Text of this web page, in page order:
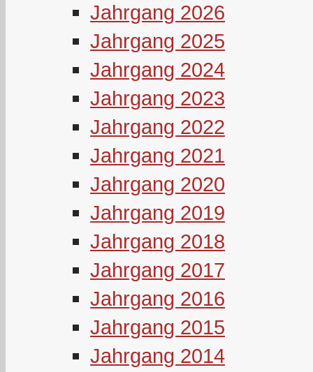
Jahrgang 2026
Jahrgang 2025
Jahrgang 2024
Jahrgang 2023
Jahrgang 2022
Jahrgang 2021
Jahrgang 2020
Jahrgang 2019
Jahrgang 2018
Jahrgang 2017
Jahrgang 2016
Jahrgang 2015
Jahrgang 2014